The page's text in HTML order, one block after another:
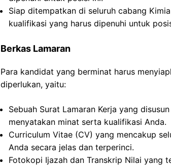
Siap ditempatkan di seluruh cabang
kualifikasi yang harus dipenuhi untuk
Berkas Lamaran
Para kandidat yang berminat harus
diperlukan, yaitu:
Sebuah Surat Lamaran Kerja yang
menyatakan minat serta kualifikasi Anda.
Curriculum Vitae (CV) yang mencakup
Anda secara jelas dan terperinci.
Fotokopi Ijazah dan Transkrip Nilai yang